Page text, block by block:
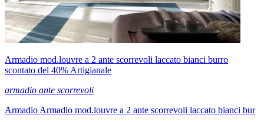
Armadio mod.louvre a 2 ante scorrevoli laccato bianci burro
scontato del 40% Artigianale
armadio ante scorrevoli
Armadio Armadio mod.louvre a 2 ante scorrevoli laccato bianci bur